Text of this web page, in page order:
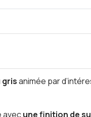
animée par
avecune finition de